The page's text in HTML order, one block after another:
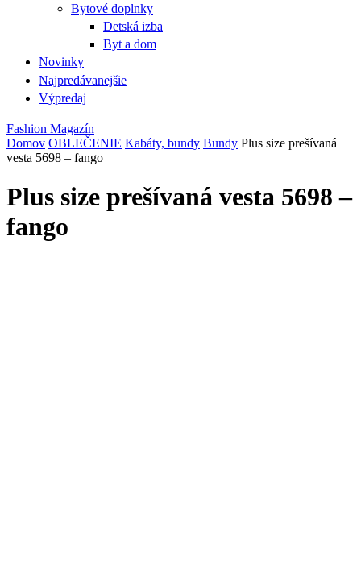
Bytové doplnky
Detská izba
Byt a dom
Novinky
Najpredávanejšie
Výpredaj
Fashion Magazín
Domov OBLEČENIE Kabáty, bundy Bundy Plus size prešívaná
vesta 5698 – fango
Plus size prešívaná vesta 5698 –
fango